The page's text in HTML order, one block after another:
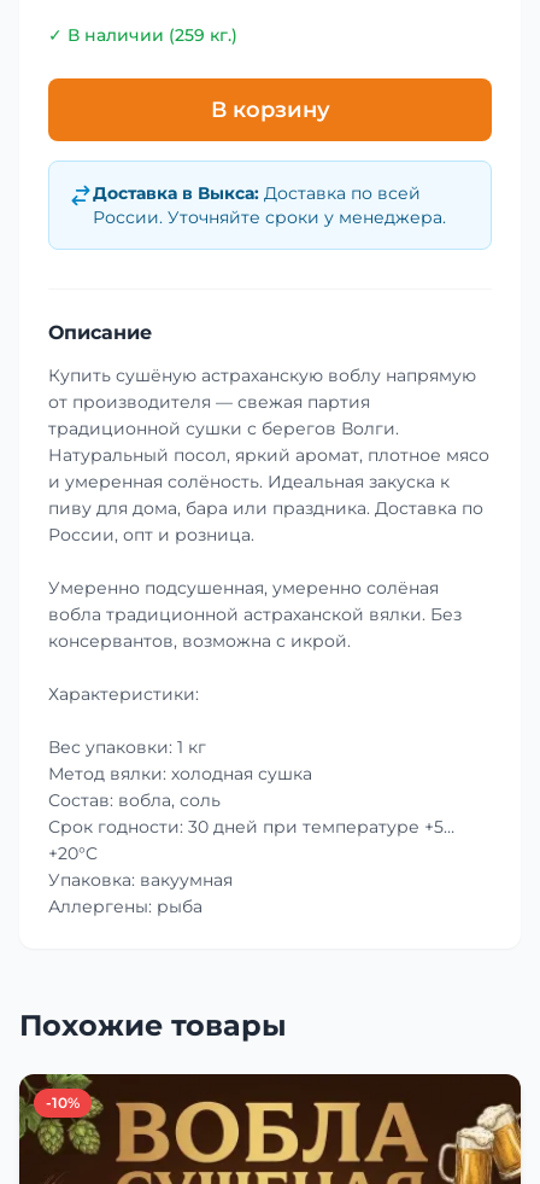
✓ В наличии (259 кг.)
В корзину
Доставка в Выкса: Доставка по всей
России. Уточняйте сроки у менеджера.
Описание
Купить сушёную астраханскую воблу напрямую
от производителя — свежая партия
традиционной сушки с берегов Волги.
Натуральный посол, яркий аромат, плотное мясо
и умеренная солёность. Идеальная закуска к
пиву для дома, бара или праздника. Доставка по
России, опт и розница.
Умеренно подсушенная, умеренно солёная
вобла традиционной астраханской вялки. Без
консервантов, возможна с икрой.
Характеристики:
Вес упаковки: 1 кг
Метод вялки: холодная сушка
Состав: вобла, соль
Срок годности: 30 дней при температуре +5…
+20°C
Упаковка: вакуумная
Аллергены: рыба
Похожие товары
-10%